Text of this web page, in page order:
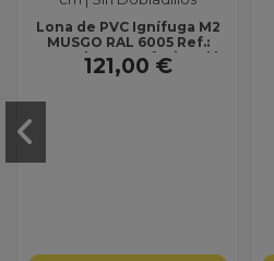
Lona de PVC Ignífuga M2
MUSGO RAL 6005 Ref.:
66669 | Uso Profesional |
Ancho 250 cm |...
121,00 €